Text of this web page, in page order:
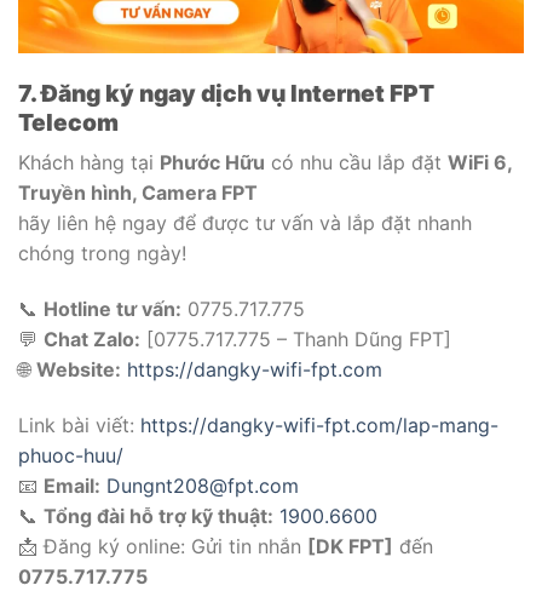
7. Đăng ký ngay dịch vụ Internet FPT
Telecom
Khách hàng tại Phước Hữu có nhu cầu lắp đặt WiFi 6,
Truyền hình, Camera FPT
hãy liên hệ ngay để được tư vấn và lắp đặt nhanh
chóng trong ngày!
📞 Hotline tư vấn: 0775.717.775
💬 Chat Zalo: [0775.717.775 – Thanh Dũng FPT]
🌐 Website: https://dangky-wifi-fpt.com
Link bài viết: https://dangky-wifi-fpt.com/lap-mang-
phuoc-huu/
📧 Email: Dungnt208@fpt.com
📞 Tổng đài hỗ trợ kỹ thuật: 1900.6600
📩 Đăng ký online: Gửi tin nhắn [DK FPT] đến
0775.717.775